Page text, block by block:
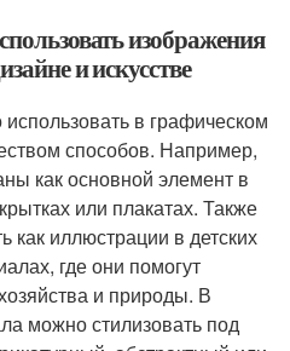
изображения
и искусстве
в графическом
способов. Например,
как основной элемент в
или плакатах. Также
как иллюстрации в детских
где они помогут
и природы. В
можно стилизовать под